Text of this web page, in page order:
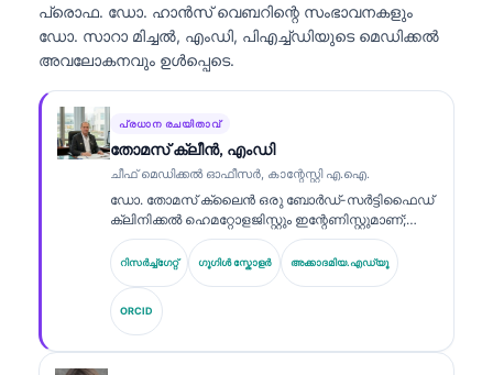
പ്രൊഫ. ഡോ. ഹാൻസ് വെബറിന്റെ സംഭാവനകളും
ഡോ. സാറാ മിച്ചൽ, എംഡി, പിഎച്ച്ഡിയുടെ മെഡിക്കൽ
അവലോകനവും ഉൾപ്പെടെ.
പ്രധാന രചയിതാവ്
തോമസ് ക്ലീൻ, എംഡി
ചീഫ് മെഡിക്കൽ ഓഫീസർ, കാന്റേസ്റ്റി എ.ഐ.
ഡോ. തോമസ് ക്ലൈൻ ഒരു ബോർഡ്-സർട്ടിഫൈഡ്
ക്ലിനിക്കൽ ഹെമറ്റോളജിസ്റ്റും ഇന്റേണിസ്റ്റുമാണ്;
ലബോറട്ടറി മെഡിസിനിൽ 15 വർഷത്തിലധികം
അനുഭവവും AI സഹായത്തോടെ ക്ലിനിക്കൽ
വിശകലനത്തിൽ വിദഗ്ധതയും അദ്ദേഹത്തിനുണ്ട്.
Kantesti AI-യിലെ ചീഫ് മെഡിക്കൽ ഓഫീസറായി,
സ്വകാര്യ ന്യുറൽ നെറ്റ്‌വർക്കിന്റെ വൈദ്യശാസ്ത്ര
കൃത്യത സംബന്ധിച്ച മെഡിക്കൽ മേൽനോട്ടം
അദ്ദേഹം നൽകുന്നു. ബയോമാർക്കർ വ്യാഖ്യാനംയും
റിസർച്ച്ഗേറ്റ് ഗൂഗിൾ സ്കോളർ അക്കാദമിയ.എഡ്യൂ
ORCID